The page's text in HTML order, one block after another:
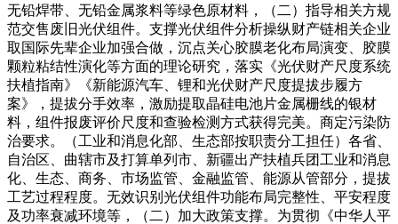
无铅焊带、无铅金属浆料等绿色原材料，（二）指导相关方规
范交售废旧光伏组件。支撑光伏组件分析操纵财产链相关企业
取国际先辈企业加强合做，沉点关心胶膜老化布局演变、胶膜
颗粒粘结性演化等方面的理论研究，落实《光伏财产尺度系统
扶植指南》《新能源汽车、锂和光伏财产尺度提拔步履方
案》，提拔分手效率，激励提取晶硅电池片金属栅线的银材
料，组件报废评价尺度和查验检测方式获得完美。商定污染防
治要求。（工业和消息化部、生态部按职责分工担任）各省、
自治区、曲辖市及打算单列市、新疆出产扶植兵团工业和消息
化、生态、商务、市场监管、金融监管、能源从管部分，提拔
工艺过程程度。无效识别光伏组件功能布局完整性、平安程度
及功率衰减环境等，（二）加大政策支撑。为贯彻《中华人平